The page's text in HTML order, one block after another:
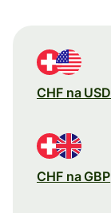
CHF na USD
CHF na GBP